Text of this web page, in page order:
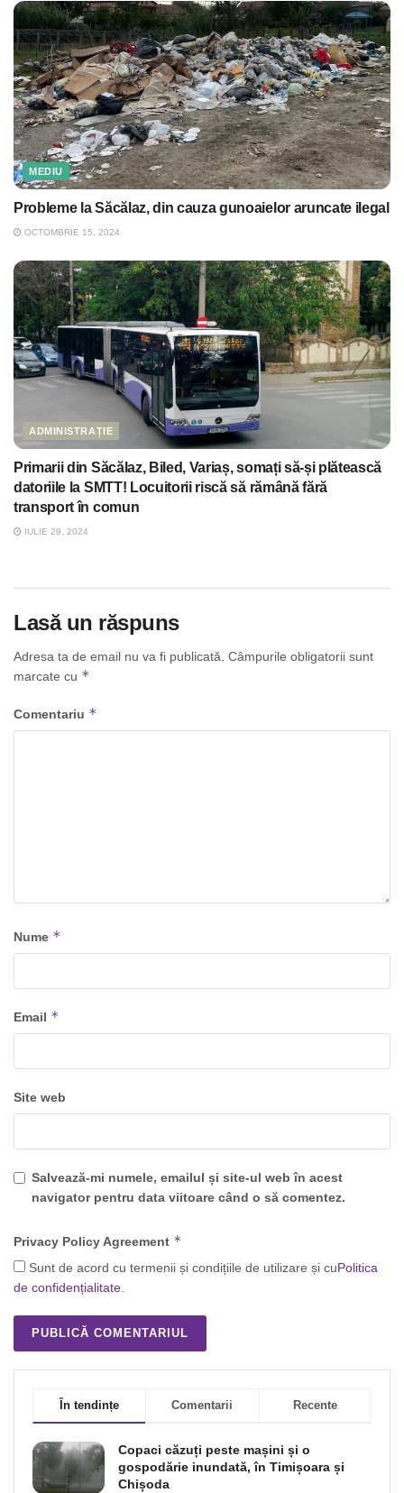
MEDIU
Probleme la Săcălaz, din cauza gunoaielor aruncate ilegal
OCTOMBRIE 15, 2024
ADMINISTRAȚIE
Primarii din Săcălaz, Biled, Variaș, somați să-și plătească
datoriile la SMTT! Locuitorii riscă să rămână fără
transport în comun
IULIE 29, 2024
Lasă un răspuns
Adresa ta de email nu va fi publicată. Câmpurile obligatorii sunt
marcate cu *
Comentariu *
Nume *
Email *
Site web
Salvează-mi numele, emailul și site-ul web în acest
navigator pentru data viitoare când o să comentez.
Privacy Policy Agreement *
Sunt de acord cu termenii și condițiile de utilizare și cuPolitica
de confidențialitate.
În tendințe Comentarii Recente
Copaci căzuți peste mașini și o
gospodărie inundată, în Timișoara și
Chișoda